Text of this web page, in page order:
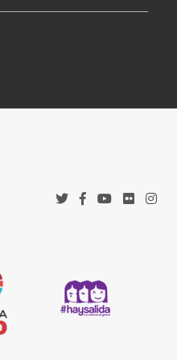
Contractuales